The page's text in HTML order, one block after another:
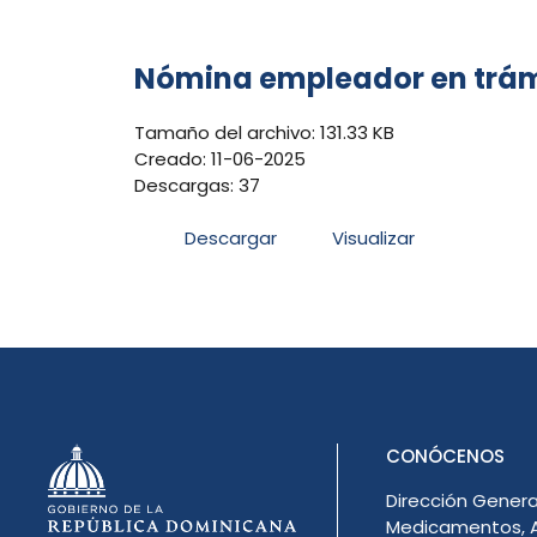
Nómina empleador en
Tamaño del archivo: 131.33 KB
Creado: 11-06-2025
Descargas: 37
Descargar Visualizar
CONÓCENOS
Dirección
Medicamentos,